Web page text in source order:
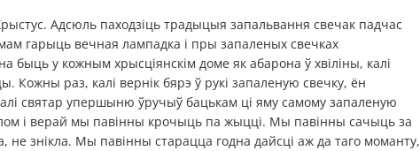
Адсюль паходзіць традыцыя запальвання свечак падчас
гарыць вечная лампадка і пры запаленых свечках
быць у кожным хрысціянскім доме як абарона ў хвіліны, калі
Кожны раз, калі вернік бярэ ў рукі запаленую свечку, ён
святар упершыню ўручыў бацькам ці яму самому запаленую
і верай мы павінны крочыць па жыцці. Мы павінны сачыць за
не знікла. Мы павінны старацца годна дайсці аж да таго моманту,